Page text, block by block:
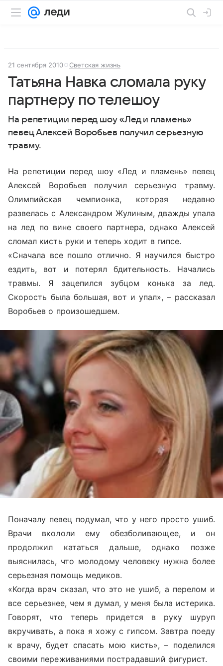
21 сентября 2010 Светская жизнь
Татьяна Навка сломала руку
партнеру по телешоу
На репетиции перед шоу «Лед и пламень»
певец Алексей Воробьев получил серьезную
травму.
На репетиции перед шоу «Лед и пламень» певец
Алексей Воробьев получил серьезную травму.
Олимпийская чемпионка, которая недавно
развелась с Александром Жулиным, дважды упала
на лед по вине своего партнера, однако Алексей
сломал кисть руки и теперь ходит в гипсе.
«Сначала все пошло отлично. Я научился быстро
ездить, вот и потерял бдительность. Начались
травмы. Я зацепился зубцом конька за лед.
Скорость была большая, вот и упал», – рассказал
Воробьев о произошедшем.
Поначалу певец подумал, что у него просто ушиб.
Врачи вкололи ему обезболивающее, и он
продолжил кататься дальше, однако позже
выяснилась, что молодому человеку нужна более
серьезная помощь медиков.
«Когда врач сказал, что это не ушиб, а перелом и
все серьезнее, чем я думал, у меня была истерика.
Говорят, что теперь придется в руку шуруп
вкручивать, а пока я хожу с гипсом. Завтра поеду
к врачу, будет спасать мою кисть», – поделился
своими переживаниями пострадавший фигурист.